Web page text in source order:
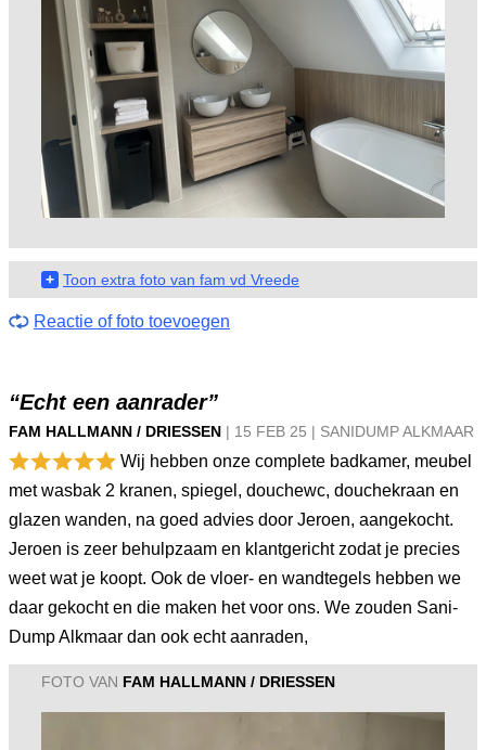
+ Toon extra foto van fam vd Vreede
Reactie of foto toevoegen
“Echt een aanrader”
FAM HALLMANN / DRIESSEN | 15 FEB 25 | SANIDUMP ALKMAAR
Wij hebben onze complete badkamer, meubel
met wasbak 2 kranen, spiegel, douchewc, douchekraan en
glazen wanden, na goed advies door Jeroen, aangekocht.
Jeroen is zeer behulpzaam en klantgericht zodat je precies
weet wat je koopt. Ook de vloer- en wandtegels hebben we
daar gekocht en die maken het voor ons. We zouden Sani-
Dump Alkmaar dan ook echt aanraden,
FOTO VAN FAM HALLMANN / DRIESSEN